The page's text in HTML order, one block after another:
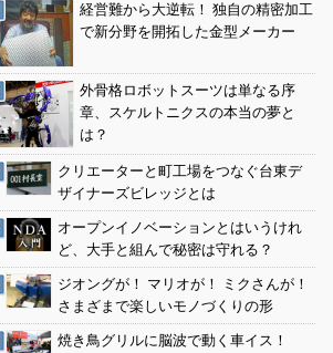
経営難から大逆転！ 独自の精密加工
で新分野を開拓した金型メーカー
外骨格ロボットスーツは単なる序
章、スケルトニクスの本当の夢と
は？
クリエーターと町工場をつなぐ台東デ
ザイナーズビレッジとは
オープンイノベーションとはいうけれ
ど、大手と組んで秘密は守れる？
ジオングが！ マリオが！ ミクさんが！
さまざまで楽しいモノづくりの形
焼き鳥グリルに脳波で動く車イス！